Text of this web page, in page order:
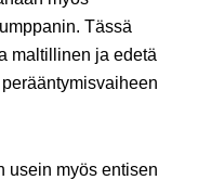
Tässä
maltillinen ja edetä
usein myös entisen